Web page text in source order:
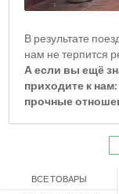
В результате
нам не терпится
А если вы ещё
приходите к
прочные
ВСЕ ТОВАРЫ